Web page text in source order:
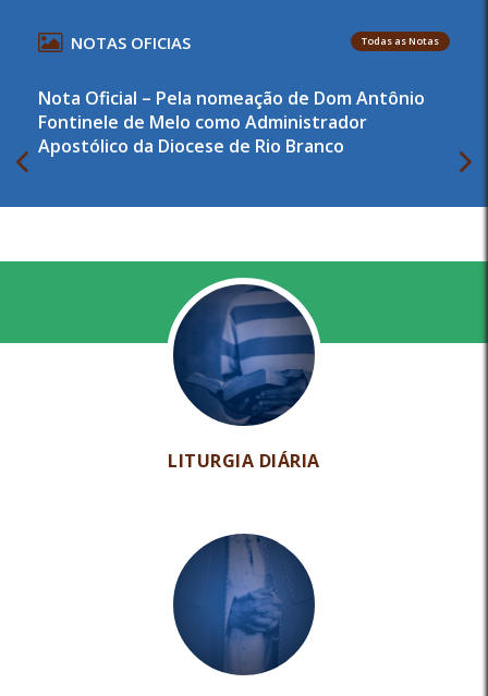
NOTAS OFICIAS Todas as Notas
Nota Oficial – Pela nomeação de Dom Antônio
Fontinele de Melo como Administrador
Apostólico da Diocese de Rio Branco
LITURGIA DIÁRIA